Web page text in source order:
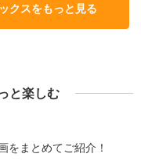
クスをもっと見る
と楽しむ
をまとめてご紹介！